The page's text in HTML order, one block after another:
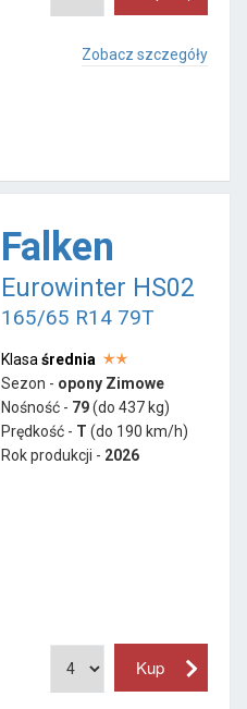
Zobacz szczegóły
Falken
Eurowinter HS02
165/65 R14 79T
Klasa średnia
Sezon - opony Zimowe
Nośność - 79(do 437 kg)
Prędkość - T (do 190 km/h)
Rok produkcji - 2026